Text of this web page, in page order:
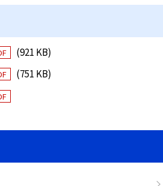
(921 KB)
(751 KB)